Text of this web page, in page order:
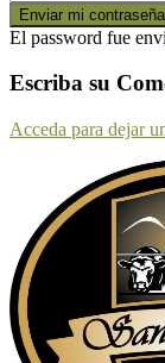
El password fue
Escriba su
Acceda para dejar